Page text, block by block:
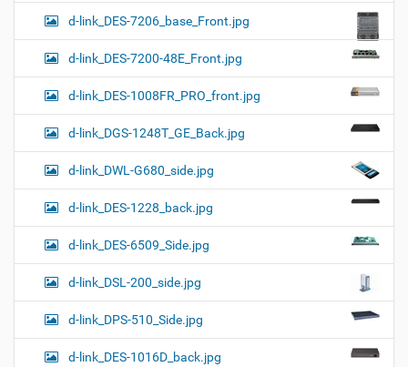
d-link_DES-7206_base_Front.jpg
d-link_DES-7200-48E_Front.jpg
d-link_DES-1008FR_PRO_front.jpg
d-link_DGS-1248T_GE_Back.jpg
d-link_DWL-G680_side.jpg
d-link_DES-1228_back.jpg
d-link_DES-6509_Side.jpg
d-link_DSL-200_side.jpg
d-link_DPS-510_Side.jpg
d-link_DES-1016D_back.jpg